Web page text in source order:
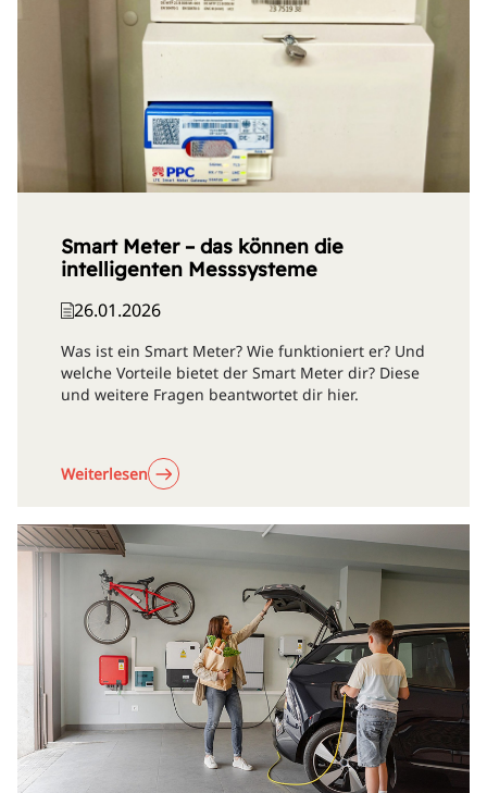
Smart Meter – das können die
intelligenten Messsysteme
26.01.2026
Was ist ein Smart Meter? Wie funktioniert er? Und
welche Vorteile bietet der Smart Meter dir? Diese
und weitere Fragen beantwortet dir hier.
Weiterlesen